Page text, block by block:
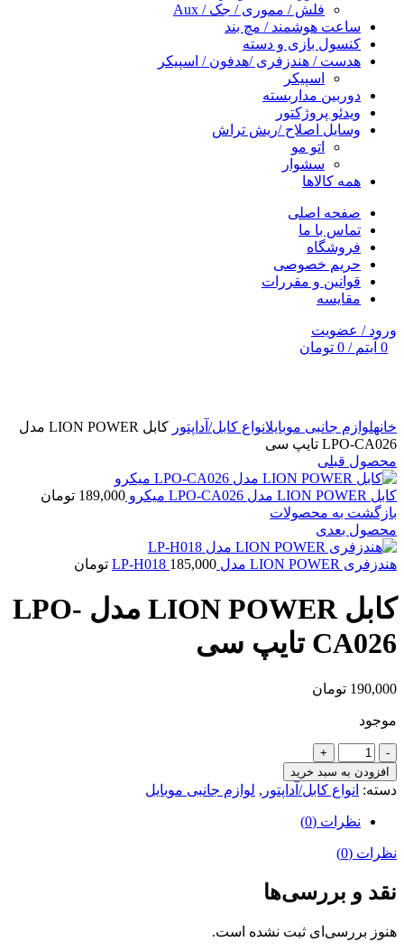
فلش / مموری / جک / Aux
ساعت هوشمند / مچ بند
کنسول بازی و دسته
هدست / هندزفری /هدفون / اسپیکر
اسپیکر
دوربین مداربسته
ویدئو پروژکتور
وسایل اصلاح /ریش تراش
اتو مو
سشوار
همه کالاها
صفحه اصلی
تماس با ما
فروشگاه
حریم خصوصی
قوانین و مقررات
مقایسه
ورود / عضویت
0 آیتم /
0 تومان
خانهلوازم جانبی موبایلانواع کابل/آداپتور
کابل LION POWER مدل
LPO-CA026 تایپ سی
محصول قبلی
کابل LION POWER مدل LPO-CA026 میکرو 189,000 تومان
بازگشت به محصولات
محصول بعدی
هندزفری LION POWER مدل LP-H018 185,000 تومان
کابل LION POWER مدل LPO-
CA026 تایپ سی
190,000 تومان
موجود
کابل
LION
POWER
مدل
LPO-
CA026
تایپ
افزودن به سبد خرید
دسته: انواع کابل/آداپتور , لوازم جانبی موبایل
نظرات (0)
نظرات (0)
نقد و بررسی‌ها
هنوز بررسی‌ای ثبت نشده است.